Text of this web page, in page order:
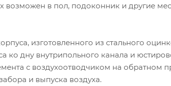
в пол, подоконник и другие
изготовленного из стального
ко дну внутрипольного канала и
с воздухоотводчиком на обратном
и выпуска воздуха.